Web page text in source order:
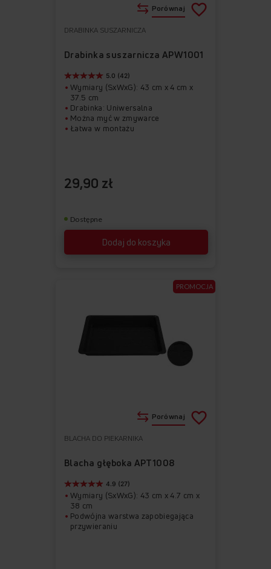
DRABINKA SUSZARNICZA
Drabinka suszarnicza APW1001
Dodaj do koszyka
5.0 (42)
Wymiary (SxWxG): 43 cm x 4 cm x
37.5 cm
Drabinka: Uniwersalna
Można myć w zmywarce
Łatwa w montażu
29,90 zł
Dostępne
Porównaj
ulubionych
z
BLACHA DO PIEKARNIKA
Blacha głęboka APT1008
4.9 (27)
Wymiary (SxWxG): 43 cm x 4.7 cm x
38 cm
Podwójna warstwa zapobiegająca
przywieraniu
Porównaj
PROMOCJA